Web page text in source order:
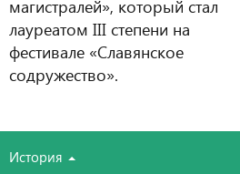
магистралей», который стал
лауреатом III степени на
фестивале «Славянское
содружество».
История